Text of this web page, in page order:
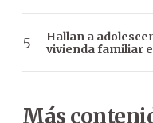
Hallan a
vivienda familiar
Más